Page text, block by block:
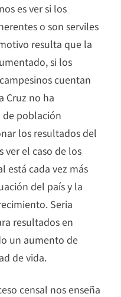
es ver si los
o son serviles
resulta que la
si los
cuentan
Cruz no ha
población
los resultados del
ver el caso de los
está cada vez más
del país y la
Seria
resultados en
un aumento de
de vida.
censal nos enseña